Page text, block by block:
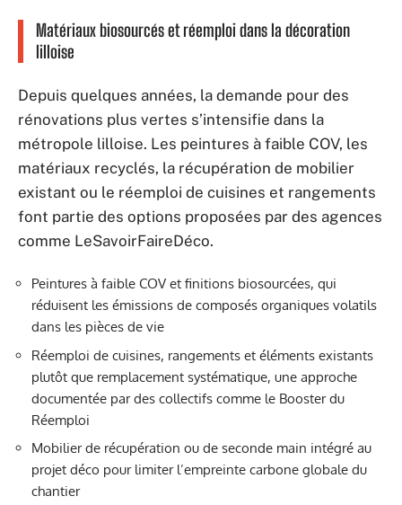
Matériaux biosourcés et réemploi dans la décoration
lilloise
Depuis quelques années, la demande pour des
rénovations plus vertes s’intensifie dans la
métropole lilloise. Les peintures à faible COV, les
matériaux recyclés, la récupération de mobilier
existant ou le réemploi de cuisines et rangements
font partie des options proposées par des agences
comme LeSavoirFaireDéco.
Peintures à faible COV et finitions biosourcées, qui
réduisent les émissions de composés organiques volatils
dans les pièces de vie
Réemploi de cuisines, rangements et éléments existants
plutôt que remplacement systématique, une approche
documentée par des collectifs comme le Booster du
Réemploi
Mobilier de récupération ou de seconde main intégré au
projet déco pour limiter l’empreinte carbone globale du
chantier